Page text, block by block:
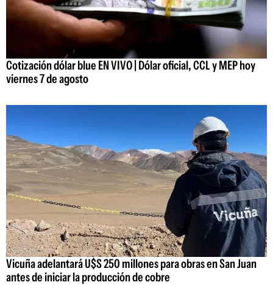
Cotización dólar blue EN VIVO | Dólar oficial, CCL y MEP hoy
viernes 7 de agosto
Vicuña adelantará U$S 250 millones para obras en San Juan
antes de iniciar la producción de cobre